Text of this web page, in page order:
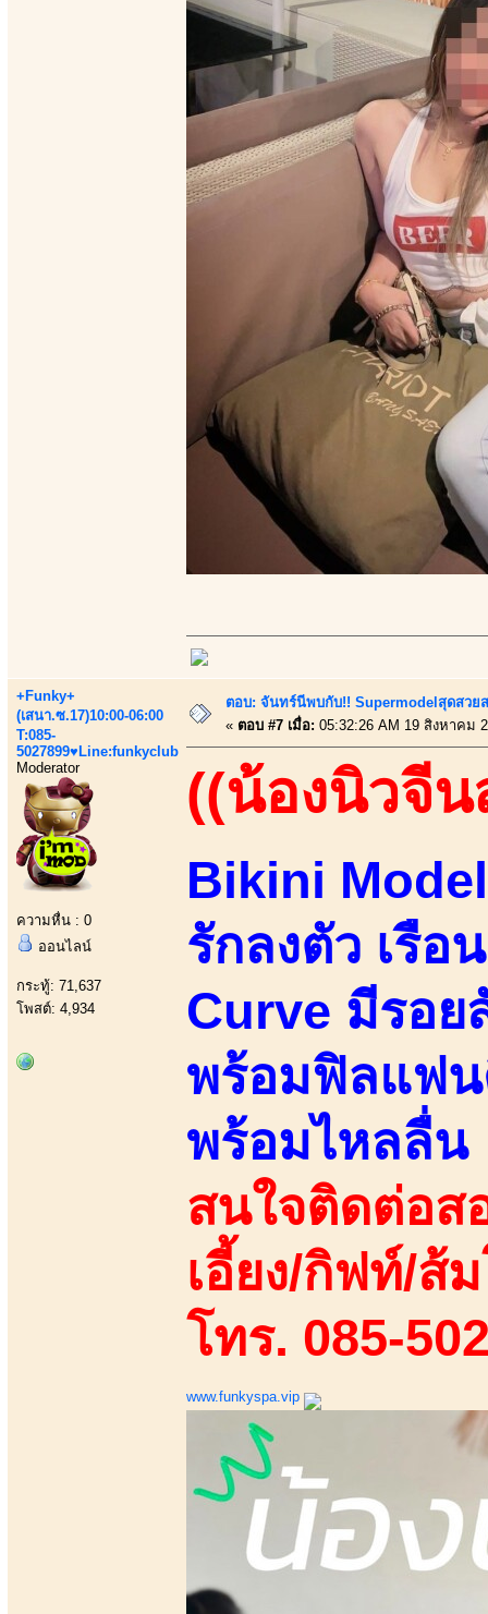
+Funky+
(เสนา.ซ.17)10:00-06:00
T:085-
5027899♥Line:funkyclub
Moderator
ความหื่น : 0
ออนไลน์
กระทู้: 71,637
โพสต์: 4,934
ตอบ: จันทร์นีพบกับ!! Supermodelสุดสวย
« ตอบ #7 เมื่อ: 05:32:26 AM 19 สิงหาคม
((น้องนิวจีน
Bikini
รักลงตัว เรือ
Curve มีรอย
พร้อมฟิลแฟน
พร้อมไหลลื่น
สนใจติดต่อส
เอี้ยง/กิฟท์/ส้
โทร. 085-
www.funkyspa.vip